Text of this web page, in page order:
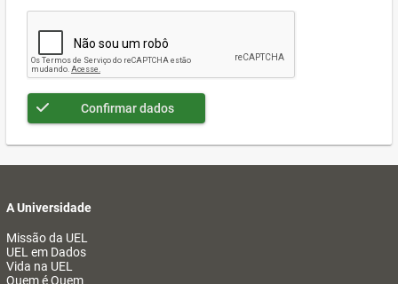
Confirmar dados
A Universidade
Missão da UEL
UEL em Dados
Vida na UEL
Quem é Quem